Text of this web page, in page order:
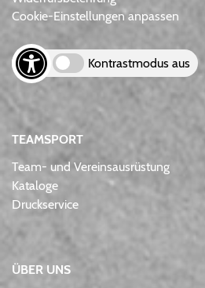
Cookie-Einstellungen anpassen
Kontrastmodus aus
TEAMSPORT
Team- und Vereinsausrüstung
Kataloge
Druckservice
ÜBER UNS